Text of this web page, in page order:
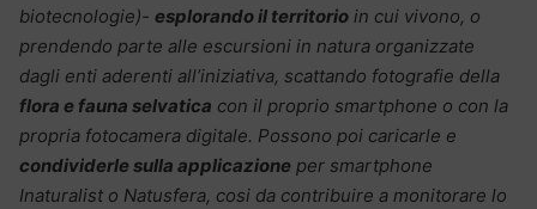
biotecnologie)- esplorando il territorio in cui vivono, o
prendendo parte alle escursioni in natura organizzate
dagli enti aderenti all’iniziativa, scattando fotografie della
flora e fauna selvatica con il proprio smartphone o con la
propria fotocamera digitale. Possono poi caricarle e
condividerle sulla applicazione per smartphone
Inaturalist o Natusfera, cosi da contribuire a monitorare lo